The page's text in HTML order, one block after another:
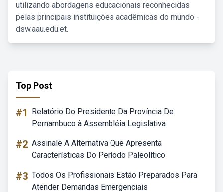
utilizando abordagens educacionais reconhecidas
pelas principais instituições acadêmicas do mundo -
dsw.aau.edu.et.
Top Post
#1
Relatório Do Presidente Da Província De
Pernambuco à Assembléia Legislativa
#2 Assinale A Alternativa Que Apresenta
Características Do Período Paleolítico
#3 Todos Os Profissionais Estão Preparados Para
Atender Demandas Emergenciais